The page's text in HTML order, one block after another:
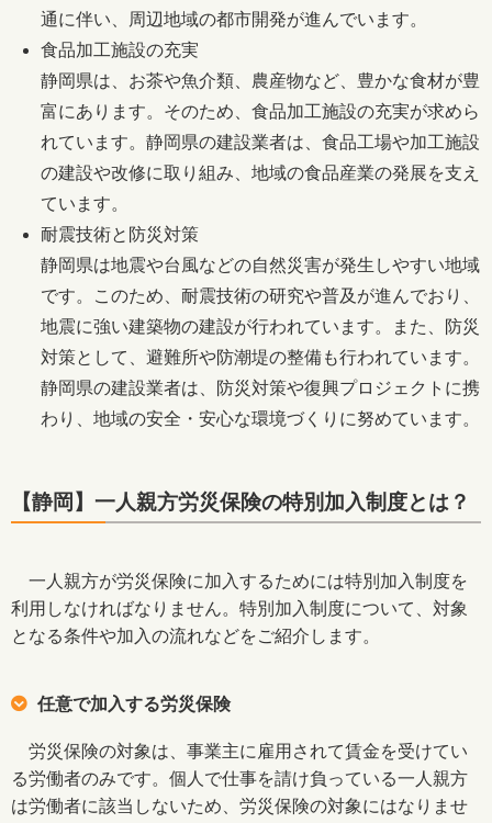
通に伴い、周辺地域の都市開発が進んでいます。
食品加工施設の充実
静岡県は、お茶や魚介類、農産物など、豊かな食材が豊
富にあります。そのため、食品加工施設の充実が求めら
れています。静岡県の建設業者は、食品工場や加工施設
の建設や改修に取り組み、地域の食品産業の発展を支え
ています。
耐震技術と防災対策
静岡県は地震や台風などの自然災害が発生しやすい地域
です。このため、耐震技術の研究や普及が進んでおり、
地震に強い建築物の建設が行われています。また、防災
対策として、避難所や防潮堤の整備も行われています。
静岡県の建設業者は、防災対策や復興プロジェクトに携
わり、地域の安全・安心な環境づくりに努めています。
【静岡】一人親方労災保険の特別加入制度とは？
一人親方が労災保険に加入するためには特別加入制度を
利用しなければなりません。特別加入制度について、対象
となる条件や加入の流れなどをご紹介します。
任意で加入する労災保険
労災保険の対象は、事業主に雇用されて賃金を受けてい
る労働者のみです。個人で仕事を請け負っている一人親方
は労働者に該当しないため、労災保険の対象にはなりませ